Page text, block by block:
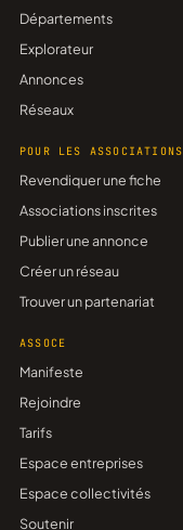
Départements
Explorateur
Annonces
Réseaux
POUR LES ASSOCIATIONS
Revendiquer une fiche
Associations inscrites
Publier une annonce
Créer un réseau
Trouver un partenariat
ASSOCE
Manifeste
Rejoindre
Tarifs
Espace entreprises
Espace collectivités
Soutenir